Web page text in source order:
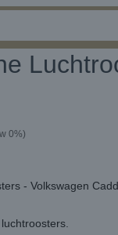
0%)
- Volkswagen